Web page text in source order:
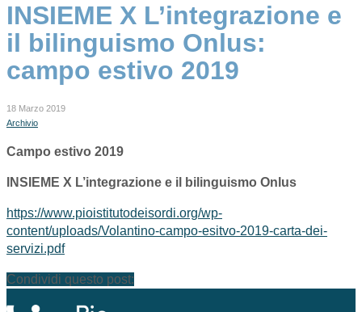
INSIEME X L’integrazione e
il bilinguismo Onlus:
campo estivo 2019
18 Marzo 2019
Archivio
Campo estivo 2019
INSIEME X L’integrazione e il bilinguismo Onlus
https://www.pioistitutodeisordi.org/wp-
content/uploads/Volantino-campo-esitvo-2019-carta-dei-
servizi.pdf
Condividi questo post: